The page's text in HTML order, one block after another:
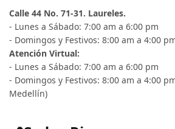
Calle 44 No. 71-31. Laureles.
- Lunes a Sábado: 7:00 am a 6:00 pm
- Domingos y Festivos: 8:00 am a 4:00
Atención Virtual:
- Lunes a Sábado: 7:00 am a 6:00 pm
- Domingos y Festivos: 8:00 am a 4:00
Medellín)